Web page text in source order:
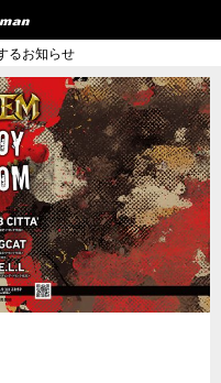
るお知らせ